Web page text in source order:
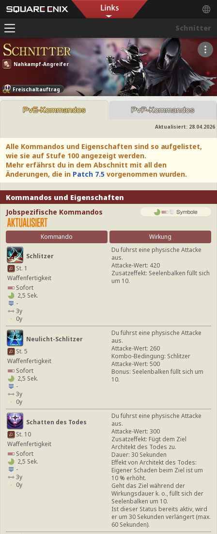
Schnitter
Nahkampf-Angreifer
Freischaltauftrag
Aktualisiert: 28.04.2026
Alle Kommandos und Eigenschaften sind so aufgelistet,
wie sie auf Stufe 100 angezeigt werden.
Mehr erfährst du in dem Abschnitt mit all den
Änderungen, die in Patch 7.5vorgenommen wurden.
Kommandos und Eigenschaften
Jobspezifische Kommandos
Kommando Wirkung
Schlitzer
St. 1
Waffenfertigkeit
Sofort
2,5 Sek.
-
3y
0y
Du führst eine physische Attacke
aus.
Attacke-Wert: 420
Zusatzeffekt: Seelenbalken füllt sich
um 10.
Neulicht-Schlitzer
St. 5
Waffenfertigkeit
Sofort
2,5 Sek.
-
3y
0y
Du führst eine physische Attacke
aus.
Attacke-Wert: 260
Kombo-Bedingung: Schlitzer
Attacke-Wert: 500
Bonus: Seelenbalken füllt sich um
10.
Schatten des Todes
St. 10
Waffenfertigkeit
Sofort
2,5 Sek.
-
3y
0y
Du führst eine physische Attacke
aus.
Attacke-Wert: 300
Zusatzeffekt: Fügt dem Ziel
Architekt des Todes zu.
Dauer: 30 Sekunden
Effekt von Architekt des Todes:
Eigener Schaden beim Ziel ist um
10 % erhöht.
Geht das Ziel während der
Wirkungsdauer k. o., füllt sich der
Seelenbalken um 10.
Ist dieser Status bereits aktiv, wird
er um 30 Sekunden verlängert (max.
60 Sekunden).